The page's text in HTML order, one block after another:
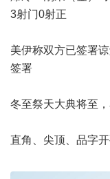
3射门0射正
美伊称双方已签署
签署
冬至祭天大典将至
直角、尖顶、品字